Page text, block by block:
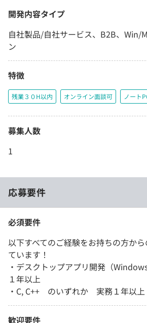
開発内容タイプ
自社製品/自社サービス、B2B、Win/
ン
特徴
残業３０H以内 オンライン面談可 ノート
募集人数
1
応募要件
必須要件
以下すべてのご経験をお持ちの方か
ています！
・デスクトップアプリ開発（
１年以上
・C, C++ のいずれか 実務１年以上
歓迎要件